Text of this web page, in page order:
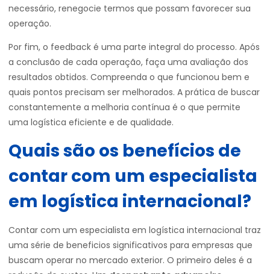
necessário, renegocie termos que possam favorecer sua
operação.
Por fim, o feedback é uma parte integral do processo. Após
a conclusão de cada operação, faça uma avaliação dos
resultados obtidos. Compreenda o que funcionou bem e
quais pontos precisam ser melhorados. A prática de buscar
constantemente a melhoria contínua é o que permite
uma logística eficiente e de qualidade.
Quais são os benefícios de
contar com um especialista
em logística internacional?
Contar com um especialista em logística internacional traz
uma série de beneficios significativos para empresas que
buscam operar no mercado exterior. O primeiro deles é a